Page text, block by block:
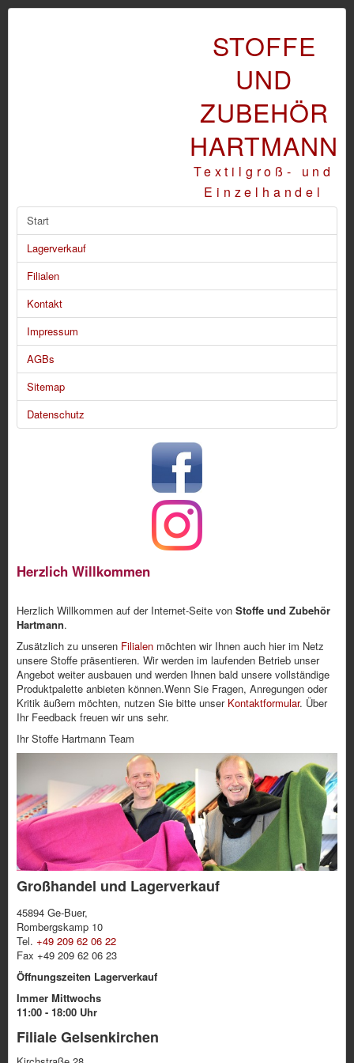
STOFFE
UND
ZUBEHÖR
HARTMANN
Textilgroß- und
Einzelhandel
Start
Lagerverkauf
Filialen
Kontakt
Impressum
AGBs
Sitemap
Datenschutz
Herzlich Willkommen
Herzlich Willkommen auf der Internet-Seite von Stoffe und Zubehör
Hartmann.
Zusätzlich zu unseren Filialen möchten wir Ihnen auch hier im Netz
unsere Stoffe präsentieren. Wir werden im laufenden Betrieb unser
Angebot weiter ausbauen und werden Ihnen bald unsere vollständige
Produktpalette anbieten können.Wenn Sie Fragen, Anregungen oder
Kritik äußern möchten, nutzen Sie bitte unser Kontaktformular. Über
Ihr Feedback freuen wir uns sehr.
Ihr Stoffe Hartmann Team
Großhandel und Lagerverkauf
45894 Ge-Buer,
Rombergskamp 10
Tel. +49 209 62 06 22
Fax +49 209 62 06 23
Öffnungszeiten Lagerverkauf
Immer Mittwochs
11:00 - 18:00 Uhr
Filiale Gelsenkirchen